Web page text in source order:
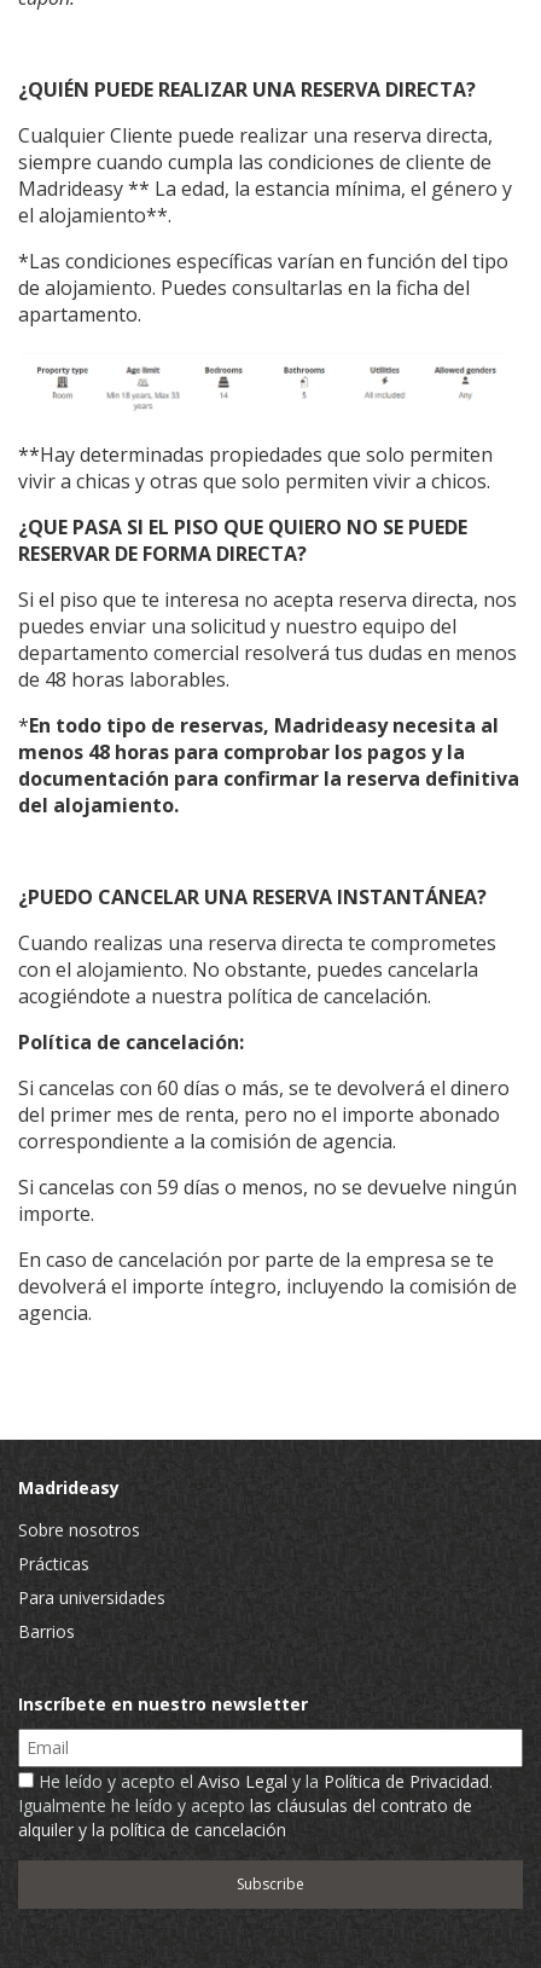
¿QUIÉN PUEDE REALIZAR UNA RESERVA DIRECTA?
Cualquier Cliente puede realizar una reserva directa,
siempre cuando cumpla las condiciones de cliente de
Madrideasy ** La edad, la estancia mínima, el género y
el alojamiento**.
*Las condiciones específicas varían en función del tipo
de alojamiento. Puedes consultarlas en la ficha del
apartamento.
**Hay determinadas propiedades que solo permiten
vivir a chicas y otras que solo permiten vivir a chicos.
¿QUE PASA SI EL PISO QUE QUIERO NO SE PUEDE
RESERVAR DE FORMA DIRECTA?
Si el piso que te interesa no acepta reserva directa, nos
puedes enviar una solicitud y nuestro equipo del
departamento comercial resolverá tus dudas en menos
de 48 horas laborables.
*En todo tipo de reservas, Madrideasynecesita al
menos 48 horas para comprobar los pagos y la
documentación para confirmar la reserva definitiva
del alojamiento.
¿PUEDO CANCELAR UNA RESERVA INSTANTÁNEA?
Cuando realizas una reserva directa te comprometes
con el alojamiento. No obstante, puedes cancelarla
acogiéndote a nuestra política de cancelación.
Política de cancelación:
Si cancelas con 60 días o más, se te devolverá el dinero
del primer mes de renta, pero no el importe abonado
correspondiente a la comisión de agencia.
Si cancelas con 59 días o menos, no se devuelve ningún
importe.
En caso de cancelación por parte de la empresa se te
devolverá el importe íntegro, incluyendo la comisión de
agencia.
Madrideasy
Sobre nosotros
Prácticas
Para universidades
Barrios
Inscríbete en nuestro newsletter
Email
He leído y acepto el Aviso Legal y la Política de Privacidad.
Igualmente he leído y acepto las cláusulas del contrato de
alquiler y la política de cancelación